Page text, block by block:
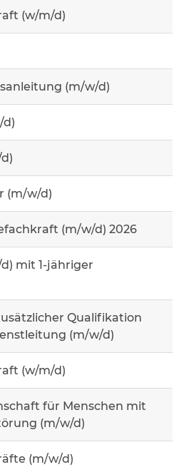
(w/m/d)
(m/w/d)
d)
(m/w/d)
(m/w/d) 2026
mit 1-jähriger
Qualifikation
(m/w/d)
(w/m/d)
für Menschen mit
(m/w/d)
(m/w/d)